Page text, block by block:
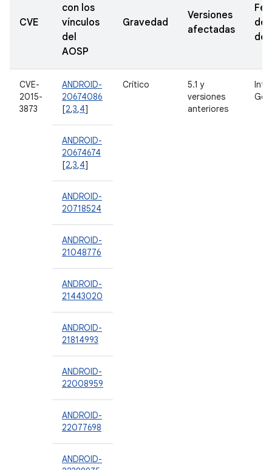
CVE
con los
vínculos
del
AOSP
Gravedad
Versiones
afectadas
de
CVE-
2015-
3873
ANDROID-
20674086
[2,3,4]
Crítico
5.1 y
versiones
anteriores
ANDROID-
20674674
[2,3,4]
ANDROID-
20718524
ANDROID-
21048776
ANDROID-
21443020
ANDROID-
21814993
ANDROID-
22008959
ANDROID-
22077698
ANDROID-